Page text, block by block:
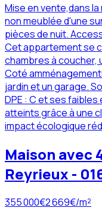
Mise en vente,dans
non meublée d'une
pièces de nuit.
Cet appartement se
chambres à coucher,
Coté
jardin et un garage.
DPE : C et ses
atteints grâce à une
impact écologique
Maison avec
Reyrieux -
355 000€2 669€/m²